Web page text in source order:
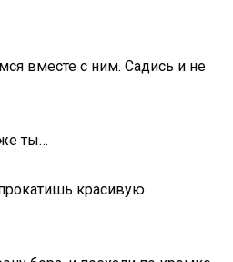
вместе с ним. Садись и не
ты…
красивую